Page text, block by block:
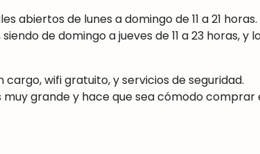
abiertos de lunes a domingo de 11 a 21 horas.
de domingo a jueves de 11 a 23 horas, y
wifi gratuito, y servicios de seguridad.
grande y hace que sea cómodo comprar